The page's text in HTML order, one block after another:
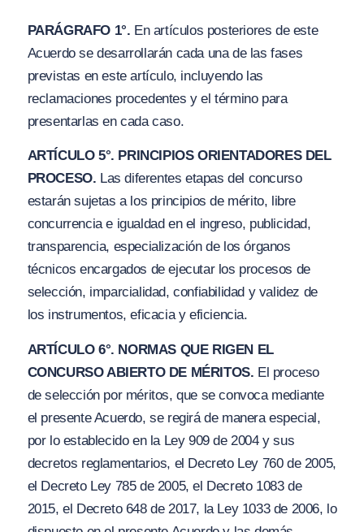
PARÁGRAFO 1°. En artículos posteriores de este
Acuerdo se desarrollarán cada una de las fases
previstas en este artículo, incluyendo las
reclamaciones procedentes y el término para
presentarlas en cada caso.
ARTÍCULO 5°. PRINCIPIOS ORIENTADORES DEL
PROCESO. Las diferentes etapas del concurso
estarán sujetas a los principios de mérito, libre
concurrencia e igualdad en el ingreso, publicidad,
transparencia, especialización de los órganos
técnicos encargados de ejecutar los procesos de
selección, imparcialidad, confiabilidad y validez de
los instrumentos, eficacia y eficiencia.
ARTÍCULO 6°. NORMAS QUE RIGEN EL
CONCURSO ABIERTO DE MÉRITOS. El proceso
de selección por méritos, que se convoca mediante
el presente Acuerdo, se regirá de manera especial,
por lo establecido en la Ley 909 de 2004 y sus
decretos reglamentarios, el Decreto Ley 760 de 2005,
el Decreto Ley 785 de 2005, el Decreto 1083 de
2015, el Decreto 648 de 2017, la Ley 1033 de 2006, lo